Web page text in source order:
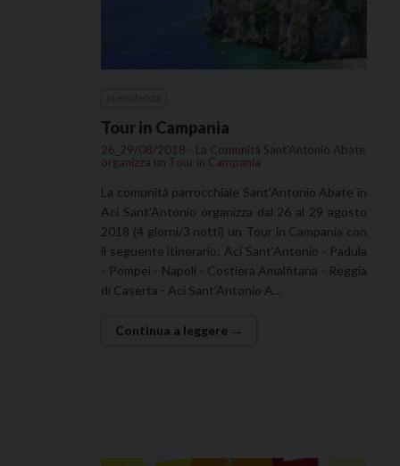
Tour in Campania
26_29/08/2018 - La Comunità Sant'Antonio Abate
organizza un Tour in Campania
La comunità parrocchiale Sant'Antonio Abate in
Aci Sant'Antonio organizza dal 26 al 29 agosto
2018 (4 giorni/3 notti) un Tour in Campania con
il seguente itinerario: Aci Sant'Antonio - Padula
- Pompei - Napoli - Costiera Amalfitana - Reggia
di Caserta - Aci Sant'Antonio A…
Continua a leggere →